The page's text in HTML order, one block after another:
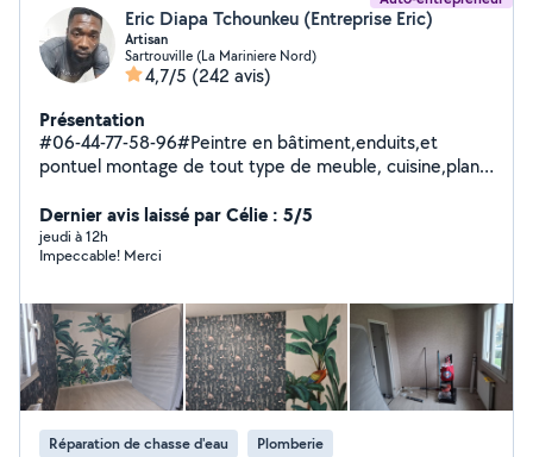
Eric Diapa Tchounkeu (Entreprise Eric)
Artisan
Sartrouville (La Mariniere Nord)
4,7/5 (242 avis)
Présentation
#06-44-77-58-96#Peintre en bâtiment,enduits,et
pontuel montage de tout type de meuble, cuisine,plan
quelques soient les travaux que vous envisagez de faire
veiller me contacter. Et pour tout ce qui concerne les
vitrines qu'elle que soit le type de verre,je suis
cinquante 8 quatre vingts quinze. Cordialement.
Dernier avis laissé par Célie : 5/5
jeudi à 12h
Impeccable! Merci
Réparation de chasse d'eau Plomberie